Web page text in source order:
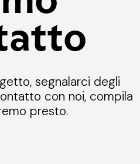
segnalarci degli
con noi, compila
presto.